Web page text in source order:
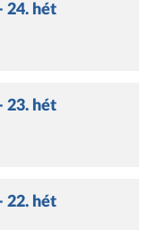
24. hét
23. hét
22. hét